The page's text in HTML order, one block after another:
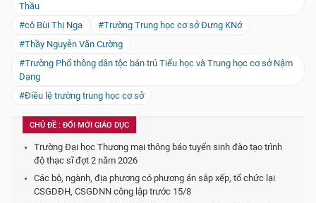
Thầu
#cô Bùi Thị Nga
#Trường Trung học cơ sở Đưng KNớ
#Thầy Nguyễn Văn Cường
#Trường Phổ thông dân tộc bán trú Tiểu học và Trung học cơ sở Nậm
Dạng
#Điều lệ trường trung học cơ sở
CHỦ ĐỀ : ĐỔI MỚI GIÁO DỤC
Trường Đại học Thương mại thông báo tuyển sinh đào tạo trình
độ thạc sĩ đợt 2 năm 2026
Các bộ, ngành, địa phương có phương án sắp xếp, tổ chức lại
CSGDĐH, CSGDNN công lập trước 15/8